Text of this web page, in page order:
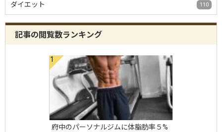
ダイエット 110
記事の閲覧数ランキング
府中のパーソナルジムに体脂肪率５%